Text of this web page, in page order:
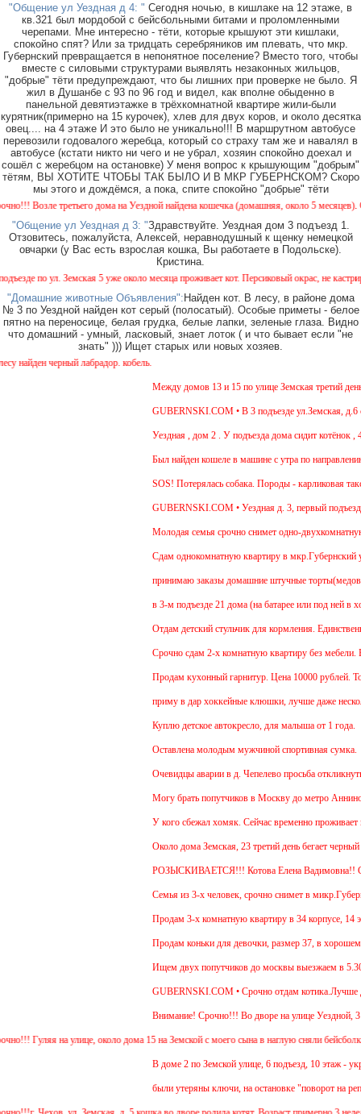
"Общение ул Уездная д 4: " Сегодня ночью, в кишлаке на 12 этаже, в
кв.321 был мордобой с бейсбольными битами и проломленными
черепами. Мне интересно - тёти, которые крышуют эти кишлаки,
спокойно спят? Или за тридцать серебряников им плевать, что мкр.
Губернский превращается в непонятное поселение? Вместо того, чтобы
вместе с силовыми структурами выявлять незаконных жильцов,
"добрые" тёти предупреждают, что бы лишних при проверке не было. Я
жил в Душанбе с 93 по 96 год и видел, как вполне обыденно в
панельной девятиэтажке в трёхкомнатной квартире жили-были
курятник(примерно на 15 курочек), хлев для двух коров, и около десятка
овец.... на 4 этаже И это было не уникально!!! В маршрутном автобусе
перевозили годовалого жеребца, который со страху там же и навалял в
автобусе (кстати никто ни чего и не убрал, хозяин спокойно доехал и
сошёл с жеребцом на остановке) У меня вопрос к крышующим "добрым"
тётям, ВЫ ХОТИТЕ ЧТОБЫ ТАК БЫЛО И В МКР ГУБЕРНСКОМ? Скоро
мы этого и дождёмся, а пока, спите спокойно "добрые" тёти
Возле третьего дома на Уездной найдена кошечка (домашняя, около 5 месяцев).
"Общение ул Уездная д 3: "Здравствуйте. Уездная дом 3 подъезд 1.
Отзовитесь, пожалуйста, Алексей, неравнодушный к щенку немецкой
овчарки (у Вас есть взрослая кошка, Вы работаете в Подольске).
Кристина.
по ул. Земская 5 уже около месяца проживает кот. Персиковый окрас, не
"Домашние животные Объявления": Найден кот. В лесу, в районе дома
№ 3 по Уездной найден кот серый (полосатый). Особые приметы - белое
пятно на переносице, белая грудка, белые лапки, зеленые глаза. Видно
что домашний - умный, ласковый, знает лоток ( и что бывает если "не
знать" ))) Ищет старых или новых хозяев.
черный лабрадор. кобель.
Между домов 13 и 15 по улице Земская третий день
GUBERNSKI.COM • В 3 подъезде ул.Земская, д.6
Уездная , дом 2 . У подъезда дома сидит котёнок ,
Был найден кошеле в машине с утра по
SOS! Потерялась собака. Породы - карликовая
GUBERNSKI.COM • Уездная д. 3, первый
Молодая семья срочно снимет одно-
Cдам однокомнатную квартиру в мкр.Губернский
принимаю заказы домашние штучные
в 3-м подъезде 21 дома (на батарее или под ней в
Отдам детский стульчик для кормления.
Срочно сдам 2-х комнатную квартиру без мебели. В
Продам кухонный гарнитур. Цена 10000 рублей.
приму в дар хоккейные клюшки, лучше даже
Куплю детское автокресло, для малыша от 1 года.
Оставлена молодым мужчиной спортивная сумка.
Очевидцы аварии в д. Чепелево просьба
Могу брать попутчиков в Москву до метро
У кого сбежал хомяк. Сейчас временно проживает
Около дома Земская, 23 третий день бегает черный
РОЗЫСКИВАЕТСЯ!!! Котова Елена
Семья из 3-х человек, срочно снимет в
Продам 3-х комнатную квартиру в 34 корпусе, 14
Продам коньки для девочки, размер 37, в хорошем
Ищем двух попутчиков до москвы выезжаем в 5.30-
GUBERNSKI.COM • Срочно отдам котика.Лучше
Внимание! Срочно!!! Во дворе на улице Уездной, 3
на улице, около дома 15 на Земской с моего сына в наглую сняли бейсболку и
В доме 2 по Земской улице, 6 подъезд, 10 этаж -
были утеряны ключи, на остановке "поворот на